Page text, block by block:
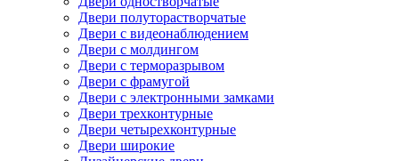
Двери полуторастворчатые
Двери с видеонаблюдением
Двери с молдингом
Двери с терморазрывом
Двери с фрамугой
Двери с электронными замками
Двери трехконтурные
Двери четырехконтурные
Двери широкие